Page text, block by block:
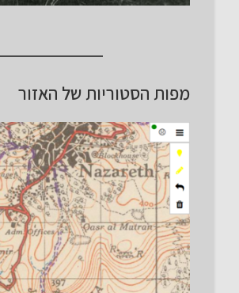
מפות הסטוריות של האזור